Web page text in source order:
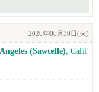
2026年06月30日(火)
(Sawtelle) , Calif